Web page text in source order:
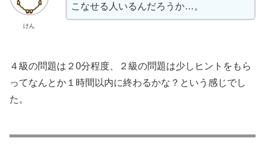
けん
こなせる人いるんだろうか…。
４級の問題は２0分程度、２級の問題は少しヒントをもら
ってなんとか１時間以内に終わるかな？という感じでし
た。